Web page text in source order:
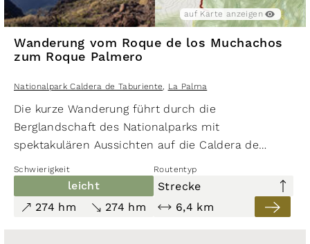
Nordseite des Parks, diePlaya de Taburiente und
die umliegenden Felsen.
Die Wanderung La Cumbrecita zum Mirador del
Morro de los Gatos hat eine Länge von 7,1 km und
auf Karte anzeigen
Wanderung vom Roque de los Muchachos
zum Roque Palmero
Nationalpark Caldera de Taburiente, La Palma
​Die kurze Wanderung führt durch die
Berglandschaft des Nationalparks mit
spektakulären Aussichten auf die Caldera de
Taburiente. Die farbenfrohen Berghänge in Rot-,
Orange- und Brauntönen sind ein weiteres
Highlight in dieser majestätischen Landschaft.
Schwierigkeit Routentyp
leicht
Strecke
274 hm
274 hm 6,4 km